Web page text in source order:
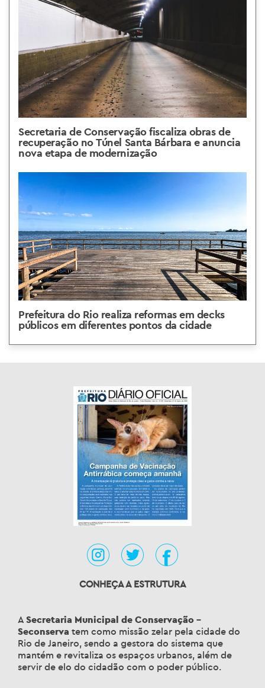
Secretaria de Conservação fiscaliza obras de
recuperação no Túnel Santa Bárbara e anuncia
nova etapa de modernização
Prefeitura do Rio realiza reformas em decks
públicos em diferentes pontos da cidade
CONHEÇA A ESTRUTURA
A Secretaria Municipal de Conservação –
Seconserva tem como missão zelar pela cidade do
Rio de Janeiro, sendo a gestora do sistema que
mantém e revitaliza os espaços urbanos, além de
servir de elo do cidadão com o poder público.